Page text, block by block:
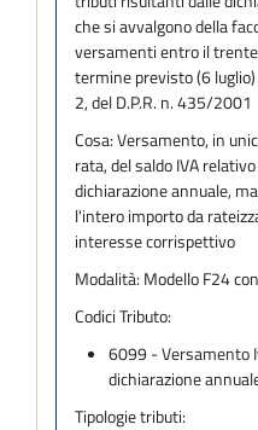
che si avvalgono della
versamenti entro il
termine previsto (6
2, del D.P.R. n. 435/2001
Cosa:Versamento, in
rata, del saldo IVA
dichiarazione annuale,
l'intero importo da
interesse corrispettivo
Modalità: Modello F24
Codici Tributo:
6099 - Versamento
dichiarazione
Tipologie tributi: